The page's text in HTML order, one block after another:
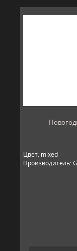
Цвет: mixed
Производитель: